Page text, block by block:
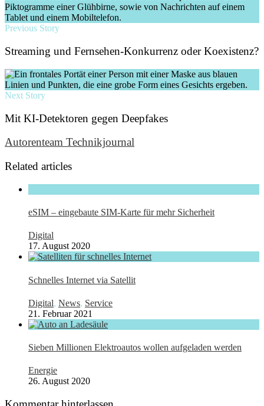
Previous Story
Streaming und Fernsehen-Konkurrenz oder Koexistenz?
Next Story
Mit KI-Detektoren gegen Deepfakes
Autorenteam Technikjournal
Related articles
eSIM – eingebaute SIM-Karte für mehr Sicherheit
Digital
17. August 2020
Schnelles Internet via Satellit
Digital, News, Service
21. Februar 2021
Sieben Millionen Elektroautos wollen aufgeladen werden
Energie
26. August 2020